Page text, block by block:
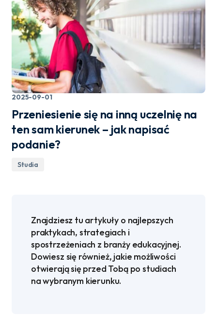
2025-09-01
Przeniesienie się na inną uczelnię na
ten sam kierunek – jak napisać
podanie?
Studia
Znajdziesz tu artykuły o najlepszych
praktykach, strategiach i
spostrzeżeniach z branży edukacyjnej.
Dowiesz się również, jakie możliwości
otwierają się przed Tobą po studiach
na wybranym kierunku.